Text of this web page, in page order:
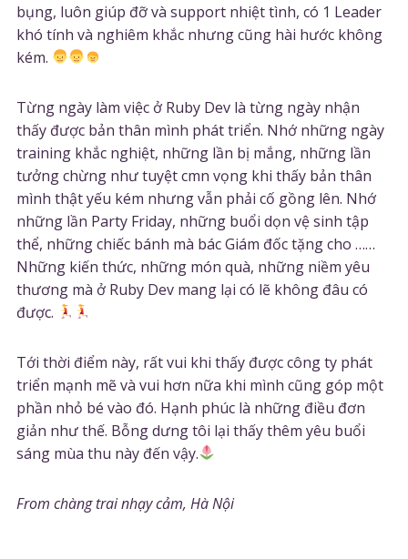
bụng, luôn giúp đỡ và support nhiệt tình, có 1 Leader
khó tính và nghiêm khắc nhưng cũng hài hước không
kém.
Từng ngày làm việc ở Ruby Dev là từng ngày nhận
thấy được bản thân mình phát triển. Nhớ những ngày
training khắc nghiệt, những lần bị mắng, những lần
tưởng chừng như tuyệt cmn vọng khi thấy bản thân
mình thật yếu kém nhưng vẫn phải cố gồng lên. Nhớ
những lần Party Friday, những buổi dọn vệ sinh tập
thể, những chiếc bánh mà bác Giám đốc tặng cho ……
Những kiến thức, những món quà, những niềm yêu
thương mà ở Ruby Dev mang lại có lẽ không đâu có
được.
Tới thời điểm này, rất vui khi thấy được công ty phát
triển mạnh mẽ và vui hơn nữa khi mình cũng góp một
phần nhỏ bé vào đó. Hạnh phúc là những điều đơn
giản như thế. Bỗng dưng tôi lại thấy thêm yêu buổi
sáng mùa thu này đến vậy.
From chàng trai nhạy cảm, Hà Nội